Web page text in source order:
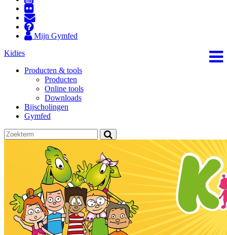
Mijn Gymfed
Kidies
Producten & tools
Producten
Online tools
Downloads
Bijscholingen
Gymfed